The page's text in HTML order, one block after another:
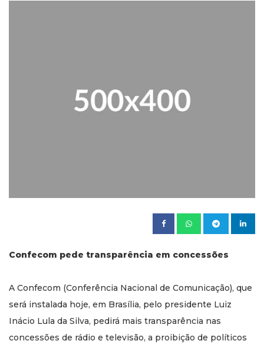
Confecom pede transparência em concessões
A Confecom (Conferência Nacional de Comunicação), que
será instalada hoje, em Brasília, pelo presidente Luiz
Inácio Lula da Silva, pedirá mais transparência nas
concessões de rádio e televisão, a proibição de políticos